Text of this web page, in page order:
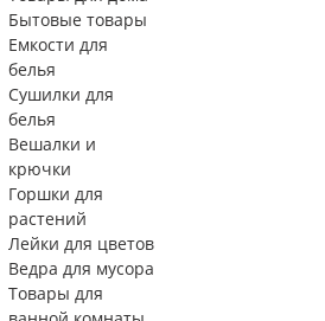
Бытовые товары
Емкости для
белья
Сушилки для
белья
Вешалки и
крючки
Горшки для
растений
Лейки для цветов
Ведра для мусора
Товары для